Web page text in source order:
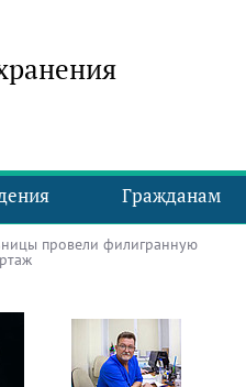
Гражданам
провели филигранную